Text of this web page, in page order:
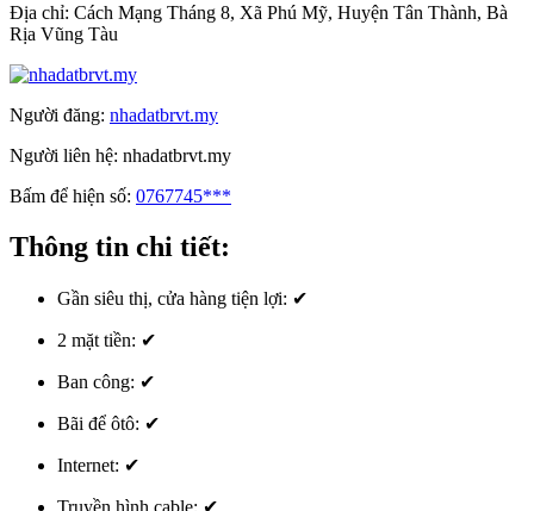
Địa chỉ: Cách Mạng Tháng 8, Xã Phú Mỹ, Huyện Tân Thành, Bà
Rịa Vũng Tàu
Người đăng: nhadatbrvt.my
Người liên hệ: nhadatbrvt.my
Bấm để hiện số: 0767745***
Thông tin chi tiết:
Gần siêu thị, cửa hàng tiện lợi: ✔
2 mặt tiền: ✔
Ban công: ✔
Bãi để ôtô: ✔
Internet: ✔
Truyền hình cable: ✔